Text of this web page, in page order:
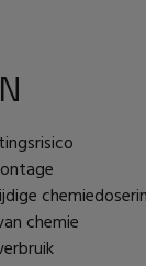
chemie